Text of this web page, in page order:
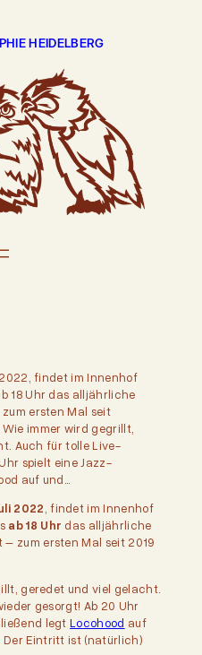
HEIDELBERG
findet im Innenhof
18 Uhr das alljährliche
ersten Mal seit
immer wird gegrillt,
Auch für tolle Live-
spielt eine Jazz-
auf und…
2022, findet im Innenhof
ab 18 Uhr das alljährliche
zum ersten Mal seit 2019
geredet und viel gelacht.
gesorgt! Ab 20 Uhr
legtLocohood auf
Der Eintritt ist (natürlich)